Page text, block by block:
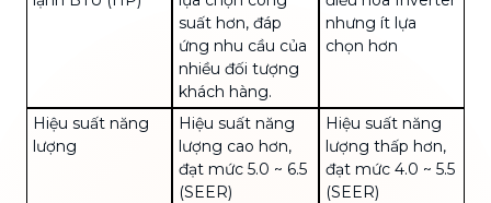
suất hơn, đáp
ứng nhu cầu của
nhiều đối tượng
khách hàng.
nhưng ít lựa
chọn hơn
Hiệu suất năng
lượng
Hiệu suất năng
lượng cao hơn,
đạt mức 5.0 ~ 6.5
(SEER)
Hiệu suất năng
lượng thấp hơn,
đạt mức 4.0 ~ 5.5
(SEER)